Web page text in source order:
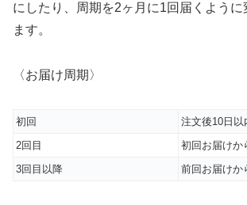
にしたり、周期を2ヶ月に1回届くように
ます。
〈お届け周期〉
初回
注文後10日以
2回目
初回お届けか
3回目以降
前回お届けか